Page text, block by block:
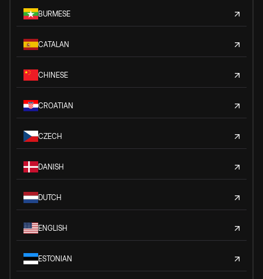
BURMESE
CATALAN
CHINESE
CROATIAN
CZECH
DANISH
DUTCH
ENGLISH
ESTONIAN